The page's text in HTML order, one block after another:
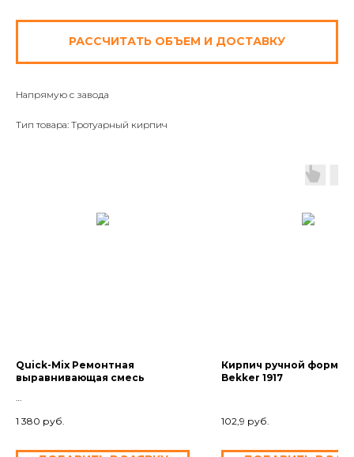
РАССЧИТАТЬ ОБЪЕМ И ДОСТАВКУ
Напрямую с завода
Тип товара: Тротуарный кирпич
Quick-Mix Ремонтная
выравнивающая смесь
1 380 руб.
Кирпич ручной
Bekker 1917
102,9 руб.